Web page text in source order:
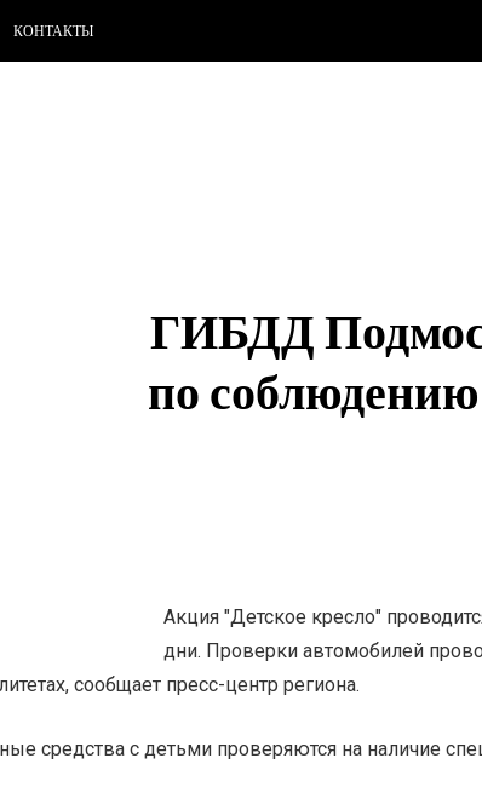
КОНТАКТЫ
ГИБДД
по
Акция "Детское кресло"
дни. Проверки автомобилей
сообщает пресс-центр региона.
средства с детьми проверяются на наличие